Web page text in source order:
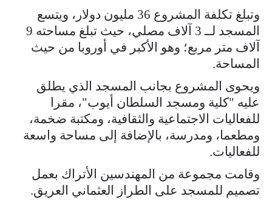
وتبلغ تكلفة المشروع 36 مليون دولار، ويتسع
المسجد لــ 3 آلاف مصلي، حيث تبلغ مساحته 9
آلاف متر مربع؛ وهو الأكبر في أوروبا من حيث
المساحة.
ويحوى المشروع بجانب المسجد الذي يطلق
عليه "كلية ومسجد السلطان أيوب"، مقرا
للفعاليات الاجتماعية والثقافية، ومكتبة ضخمة،
ومطعما، ومدرسة، بالإضافة إلى مساحة واسعة
للفعاليات.
وقامت مجموعة من المهندسين الأتراك بعمل
تصميم للمسجد على الطراز العثماني العريق.